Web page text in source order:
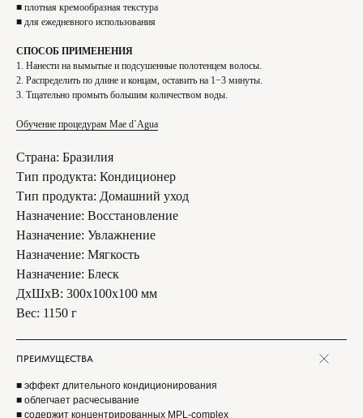
■ плотная кремообразная текстура
■ для ежедневного использования
СПОСОБ ПРИМЕНЕНИЯ
1. Нанести на вымытые и подсушенные полотенцем волосы.
2. Распределить по длине и концам, оставить на 1−3 минуты.
3. Тщательно промыть большим количеством воды.
Обучение процедурам Mae d`Agua
Страна: Бразилия
Тип продукта: Кондиционер
Тип продукта: Домашний уход
Назначение: Восстановление
Назначение: Увлажнение
Назначение: Мягкость
Назначение: Блеск
ДxШxВ: 300x100x100 мм
Вес: 1150 г
ПРЕИМУЩЕСТВА
■ эффект длительного кондиционирования
■ облегчает расчесывание
■ содержит концентрированных MPL-complex